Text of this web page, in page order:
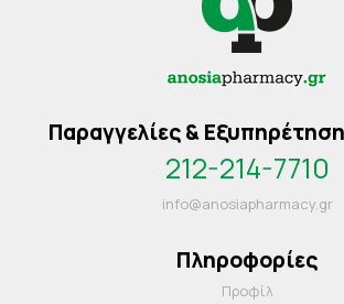
Παραγγελίες &
212-214-7710
info@anosiapharmacy.gr
Πληροφορίες
Προφίλ